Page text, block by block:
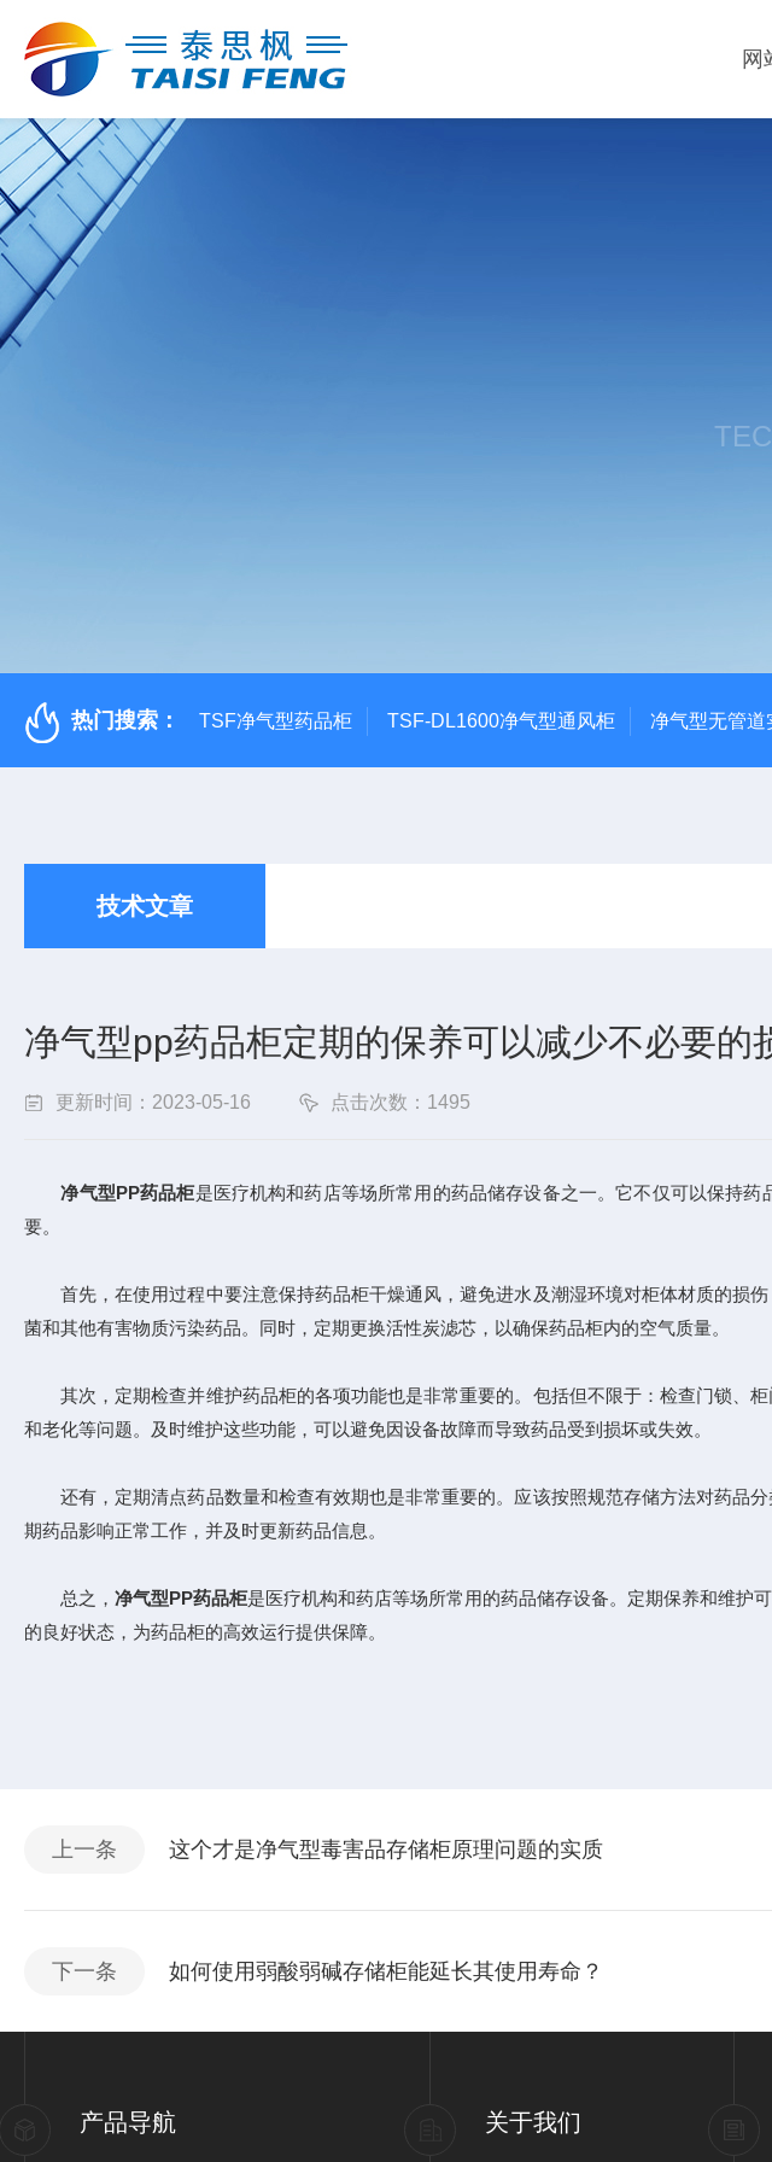
网
热门搜索： TSF净气型药品柜 TSF-DL1600净气型通风柜 净气型无管道
技术文章
净气型pp药品柜定期的保养可以减少不必要的
更新时间：2023-05-16 点击次数：1495
净气型PP药品柜是医疗机构和药店等场所常用的药品储存设备之一。它不仅可以保持
要。
首先，在使用过程中要注意保持药品柜干燥通风，避免进水及潮湿环境对柜体材质的损
菌和其他有害物质污染药品。同时，定期更换活性炭滤芯，以确保药品柜内的空气质量。
其次，定期检查并维护药品柜的各项功能也是非常重要的。包括但不限于：检查门锁、
和老化等问题。及时维护这些功能，可以避免因设备故障而导致药品受到损坏或失效。
还有，定期清点药品数量和检查有效期也是非常重要的。应该按照规范存储方法对药品
期药品影响正常工作，并及时更新药品信息。
总之， 净气型PP药品柜是医疗机构和药店等场所常用的药品储存设备。定期保养和维护
的良好状态，为药品柜的高效运行提供保障。
上一条 这个才是净气型毒害品存储柜原理问题的实质
下一条 如何使用弱酸弱碱存储柜能延长其使用寿命？
产品导航 关于我们